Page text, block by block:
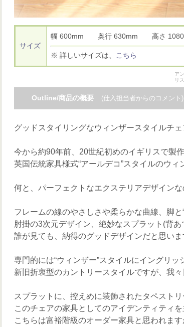
サイズ
幅 600mm 奥行 630mm 高さ
※ 詳しいサイズは、 こちら
ア
リ
Outline/商品の概要 (仕入担当者からのコメント)
グッドスタイリングなウィンザースタイルチ
今から約90年前、20世紀初めのイギリスで製作
英国伝統家具様式“アールデコ”スタイルのウィ
何と、パーフェクトなエクステリアデザインな
フレームの線のやさしさや柔らかな曲線、脚
肘掛の3次元デザイン、絶妙なスプラット(背あ
誰が見ても、納得のグッドデザインだと思いま
専門的には“ウィンザー”スタイルにイングリッ
新旧折衷型のカントリースタイルですが、我
スプラットに、控えめに装飾されたタペスト
このチェアの家具としてのアイデンティティを
こちらは富裕階級のオーダー家具と思われま